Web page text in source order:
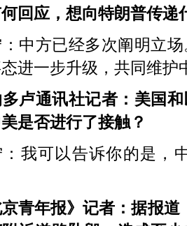
回应，想向特朗普传递
中方已经多次阐明立
进一步升级，共同维护
多卢通讯社记者：美国
是否进行了接触？
：我可以告诉你的是，
京青年报》记者：据报